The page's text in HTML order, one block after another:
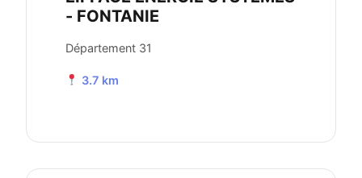
- FONTANIE
Département 31
3.7 km